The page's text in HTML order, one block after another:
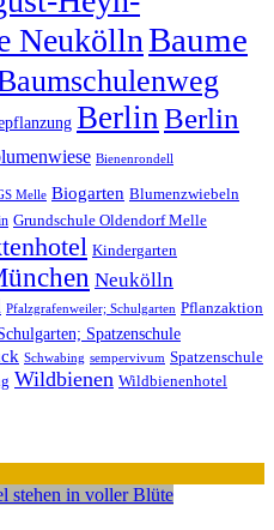
NeuköllnBaume
Berlin Berlin
Bienenrondell
Melle Biogarten Blumenzwiebeln
Grundschule Oldendorf Melle
Kindergarten
Neukölln
Pfalzgrafenweiler; Schulgarten Pflanzaktion
Spatzenschule
Schwabing sempervivum Spatzenschule
Wildbienen Wildbienenhotel